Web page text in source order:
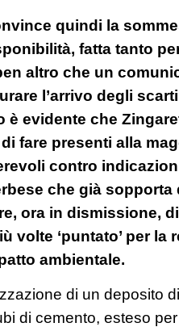
quindi la
fatta tanto
altro che un
l’arrivo degli
è evidente che
fare presenti alla
contro
che già sopporta
ora in dismissione,
volte ‘puntato’ per la
ambientale.
di un deposito
di cemento, esteso